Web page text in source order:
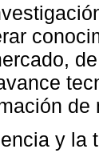
de
y la